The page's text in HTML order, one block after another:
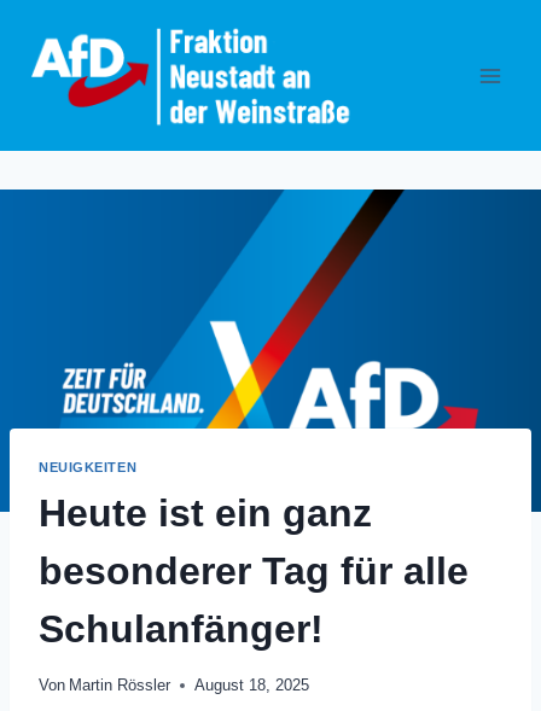
Inhalt
springen
NEUIGKEITEN
Heute ist ein ganz
besonderer Tag für alle
Schulanfänger!
Von Martin Rössler August 18, 2025